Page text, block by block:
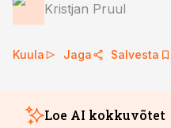
Kristjan Pruul
Kuula Jaga Salvesta
Loe AI kokkuvõtet